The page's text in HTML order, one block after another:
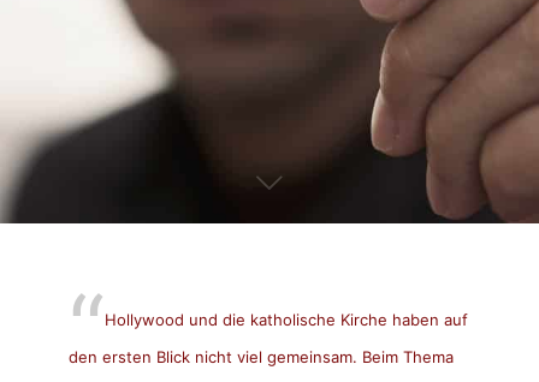
Hollywood und die katholische Kirche haben auf
den ersten Blick nicht viel gemeinsam. Beim Thema